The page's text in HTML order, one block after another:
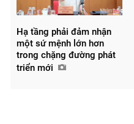
Hạ tầng phải đảm nhận
một sứ mệnh lớn hơn
trong chặng đường phát
triển mới